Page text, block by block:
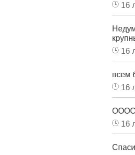
16
16
всем
16
16